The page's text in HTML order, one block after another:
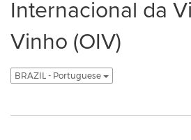
Internacional da
Vinho (OIV)
BRAZIL - Portuguese